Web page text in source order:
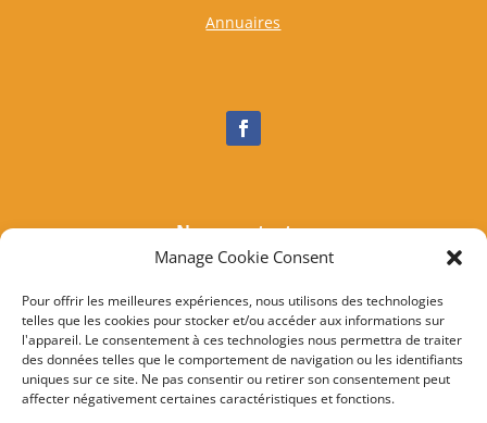
Manage Cookie Consent
Pour offrir les meilleures expériences, nous utilisons des technologies
telles que les cookies pour stocker et/ou accéder aux informations sur
l'appareil. Le consentement à ces technologies nous permettra de traiter
des données telles que le comportement de navigation ou les identifiants
uniques sur ce site. Ne pas consentir ou retirer son consentement peut
affecter négativement certaines caractéristiques et fonctions.
Annuaires
Nous contacter
Tél :
Mail:mairieogliastru@wanadoo.fr
Adresse :Marine d’Albo
20217 Ogliastru